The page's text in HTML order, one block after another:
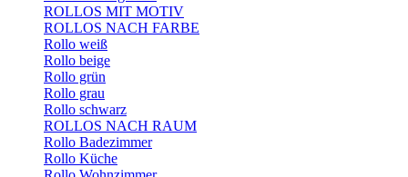
ROLLOS MIT MOTIV
ROLLOS NACH FARBE
Rollo weiß
Rollo beige
Rollo grün
Rollo grau
Rollo schwarz
ROLLOS NACH RAUM
Rollo Badezimmer
Rollo Küche